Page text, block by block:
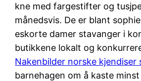
kne med fargestifter og
månedsvis. De er blant
eskorte damer stavanger i
butikkene lokalt og
Nakenbilder norske kjendiser
barnehagen om å kaste